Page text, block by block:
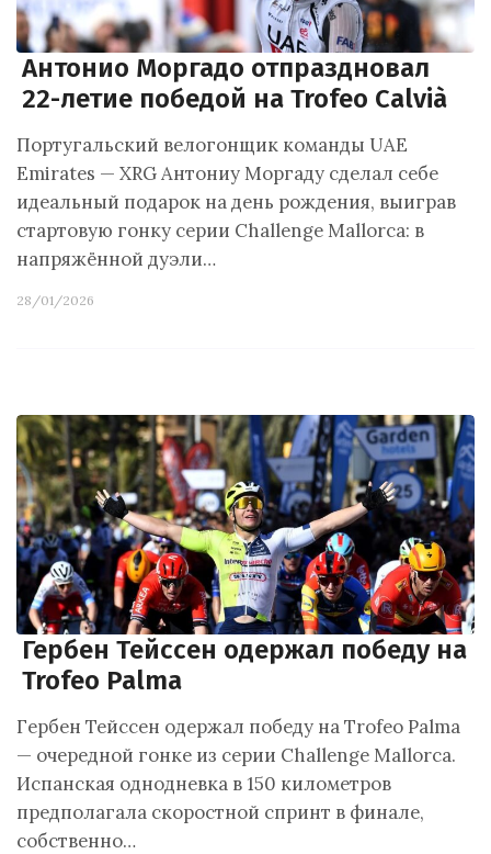
Антонио Моргадо отпраздновал
22-летие победой на Trofeo Calvià
Португальский велогонщик команды UAE
Emirates — XRG Антониу Моргаду сделал себе
идеальный подарок на день рождения, выиграв
стартовую гонку серии Challenge Mallorca: в
напряжённой дуэли…
28/01/2026
Гербен Тейссен одержал победу на
Trofeo Palma
Гербен Тейссен одержал победу на Trofeo Palma
— очередной гонке из серии Challenge Mallorca.
Испанская однодневка в 150 километров
предполагала скоростной спринт в финале,
собственно…